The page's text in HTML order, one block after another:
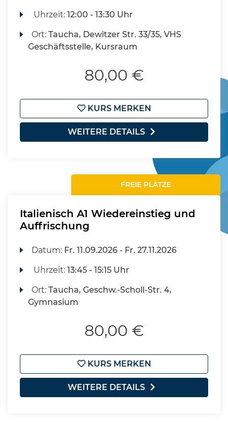
Uhrzeit:12:00 - 13:30 Uhr
Ort:Taucha, Dewitzer Str. 33/35, VHS
Geschäftsstelle, Kursraum
80,00 €
KURS MERKEN
WEITERE DETAILS
FREIE PLÄTZE
Italienisch A1 Wiedereinstieg und
Auffrischung
Datum: Fr. 11.09.2026 - Fr. 27.11.2026
Uhrzeit:13:45 - 15:15 Uhr
Ort:Taucha, Geschw.-Scholl-Str. 4,
Gymnasium
80,00 €
KURS MERKEN
WEITERE DETAILS